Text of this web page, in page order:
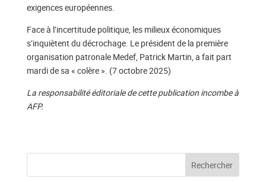
exigences européennes.
Face à l’incertitude politique, les milieux économiques
s’inquiètent du décrochage. Le président de la première
organisation patronale Medef, Patrick Martin, a fait part
mardi de sa « colère ». (7 octobre 2025)
La responsabilité éditoriale de cette publication incombe à
AFP.
Rechercher